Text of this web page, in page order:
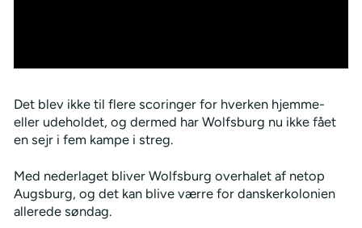
Det blev ikke til flere scoringer for hverken hjemme-
eller udeholdet, og dermed har Wolfsburg nu ikke fået
en sejr i fem kampe i streg.
Med nederlaget bliver Wolfsburg overhalet af netop
Augsburg, og det kan blive værre for danskerkolonien
allerede søndag.